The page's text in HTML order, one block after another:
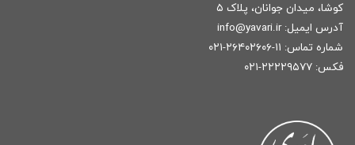
کوشا، میدان جوانان، پلاک ۵
آدرس ایمیل: info@yavari.ir
شماره تماس: ۱۱-۲۶۴۰۲۶۰۶-۰۲۱
فکس: ۲۲۲۲۹۵۷۷-۰۲۱